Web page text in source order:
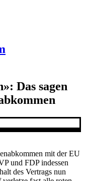
Das sagen
mit der EU
und FDP indessen
des Vertrags nun